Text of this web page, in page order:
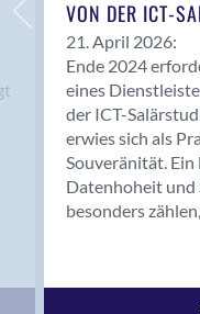
Bern 15
Bern 22
Bern 65
Bern 9
Bern-Zollikofen
Biel/Bienne
Binningen
Birsfelden
VON DER ICT-
21. April 2026:
Ende 2024
eines
der ICT-
erwies sich als
Souveränität.
Datenhoheit und
besonders